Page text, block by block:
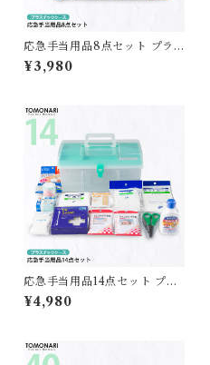
応急手当用品8点セット プラ
スチック製救急箱 【送料無
料】
¥3,980
応急手当用品14点セット プラ
スチック製救急箱 【送料無
料】
¥4,980